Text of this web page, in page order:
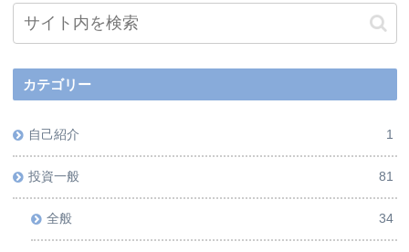
カテゴリー
自己紹介 1
投資一般 81
全般 34